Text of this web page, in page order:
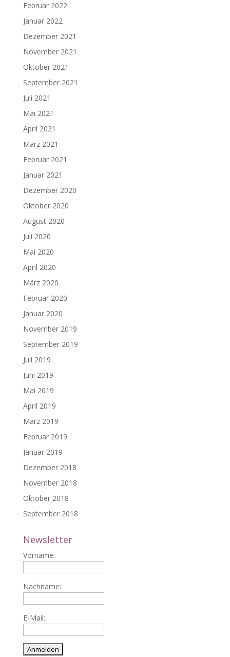
Februar 2022
Januar 2022
Dezember 2021
November 2021
Oktober 2021
September 2021
Juli 2021
Mai 2021
April 2021
März 2021
Februar 2021
Januar 2021
Dezember 2020
Oktober 2020
August 2020
Juli 2020
Mai 2020
April 2020
März 2020
Februar 2020
Januar 2020
November 2019
September 2019
Juli 2019
Juni 2019
Mai 2019
April 2019
März 2019
Februar 2019
Januar 2019
Dezember 2018
November 2018
Oktober 2018
September 2018
Newsletter
Vorname:
Nachname:
E-Mail: